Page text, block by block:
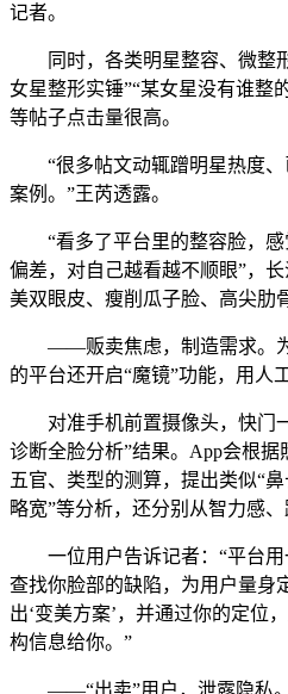
记者。
同时，各类明星整容、微整
女星整形实锤”“某女星没有谁整
等帖子点击量很高。
“很多帖文动辄蹭明星热度、
案例。”王芮透露。
“看多了平台里的整容脸，感
偏差，对自己越看越不顺眼”，
美双眼皮、瘦削瓜子脸、高尖肋
——贩卖焦虑，制造需求。为
的平台还开启“魔镜”功能，用人
对准手机前置摄像头，快门
诊断全脸分析”结果。App会根据
五官、类型的测算，提出类似“
略宽”等分析，还分别从智力感
一位用户告诉记者：“平台用
查找你脸部的缺陷，为用户量身
出‘变美方案’，并通过你的定位
构信息给你。”
——“出卖”用户，泄露隐私。